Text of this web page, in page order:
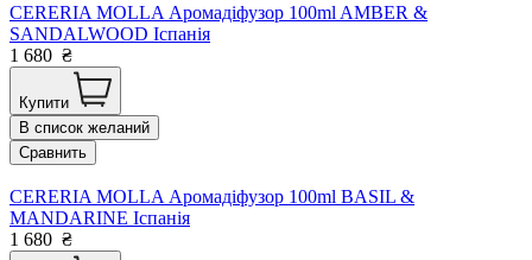
CERERIA MOLLA Аромадіфузор 100ml AMBER &
SANDALWOOD Іспанія
1 680 ₴
Купити
В список желаний
Сравнить
CERERIA MOLLA Аромадіфузор 100ml BASIL &
MANDARINE Іспанія
1 680 ₴